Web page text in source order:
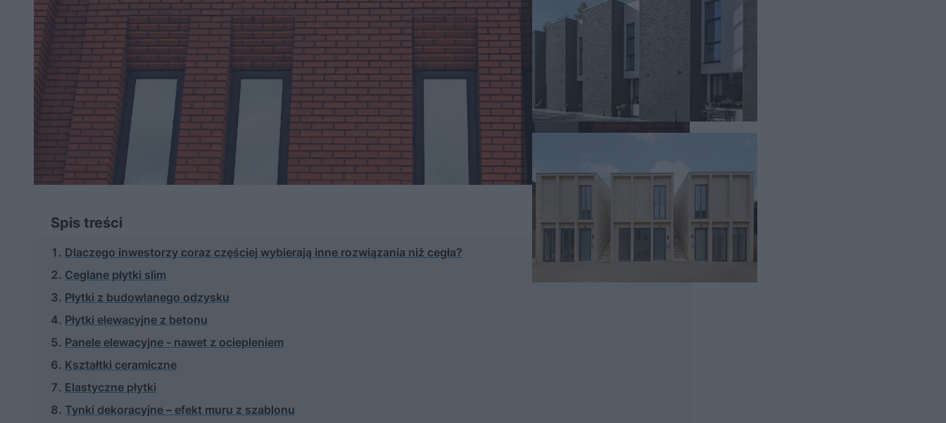
Spis treści
Dlaczego inwestorzy coraz częściej wybierają inne rozwiązania niż cegła?
Ceglane płytki slim
Płytki z budowlanego odzysku
Płytki elewacyjne z betonu
Panele elewacyjne - nawet z ociepleniem
Kształtki ceramiczne
Elastyczne płytki
Tynki dekoracyjne – efekt muru z szablonu